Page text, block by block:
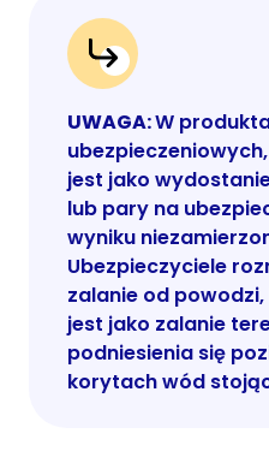
UWAGA:W
jest jako
lub pary na
wyniku
Ubezpieczyciele
zalanie od
jest jako zalanie
podniesienia się
korytach wód